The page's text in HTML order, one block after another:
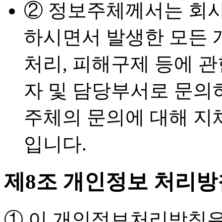
② 정보주체께서는 회
하시면서 발생한 모든
처리, 피해구제 등에
자 및 담당부서로 문의
주체의 문의에 대해 지
입니다.
제8조 개인정보 처리